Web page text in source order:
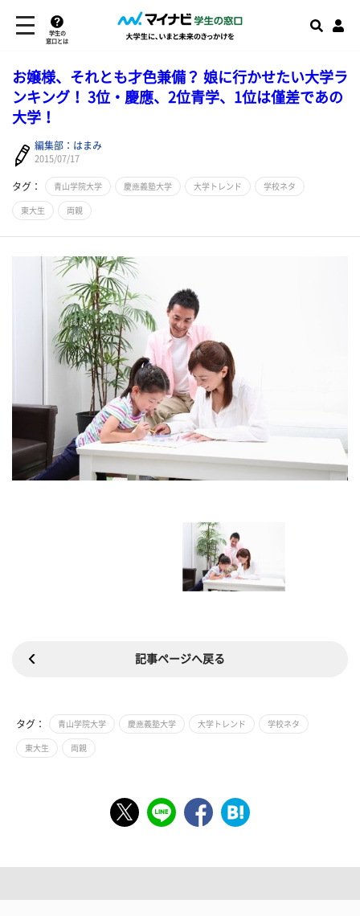
学生の
窓口とは
お嬢様、それとも才色兼備？ 娘に行かせたい大学ラ
ンキング！ 3位・慶應、2位青学、1位は僅差であの
大学！
編集部：はまみ
2015/07/17
タグ： 青山学院大学 慶應義塾大学 大学トレンド 学校ネタ
東大生 両親
記事ページへ戻る
タグ： 青山学院大学 慶應義塾大学 大学トレンド 学校ネタ
東大生 両親